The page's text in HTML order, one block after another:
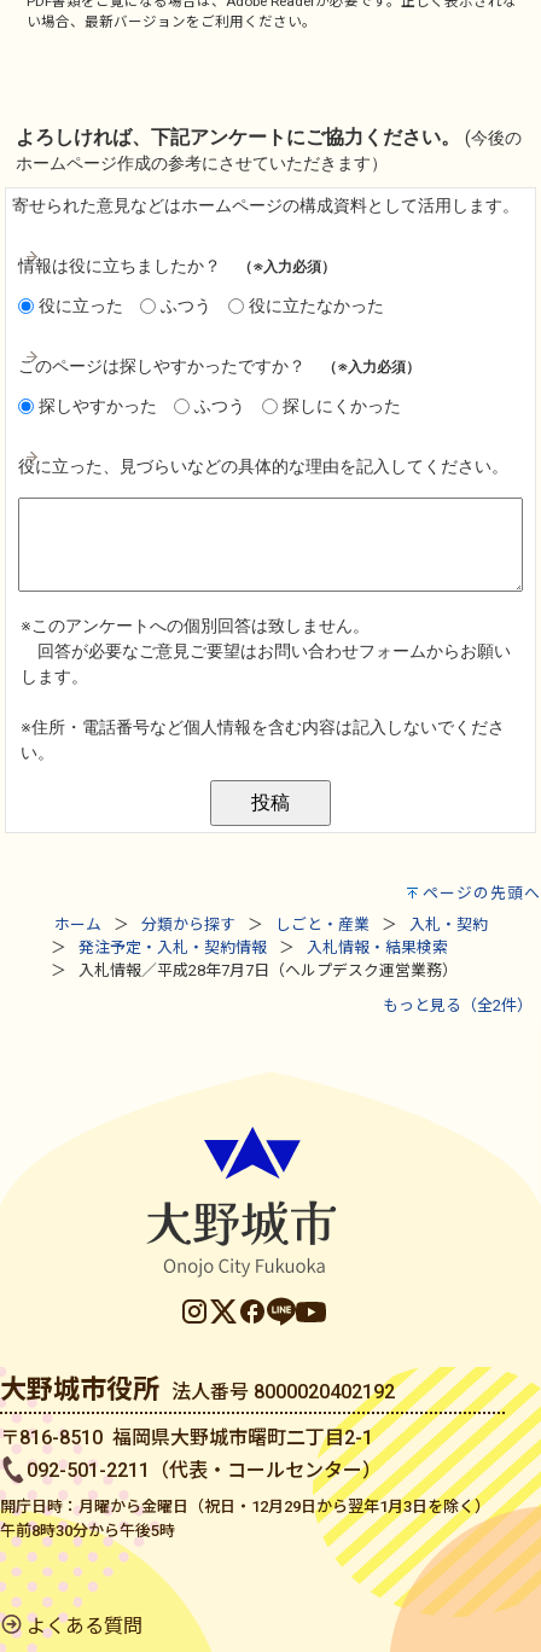
い場合、最新バージョンをご利用ください。
ページの先頭へ
ホーム
分類から探す しごと・産業
入札・契約
発注予定・入札・契約情報
入札情報・結果検索
入札情報／平成28年7月7日（ヘルプデスク運営業務）
もっと見る（全2件）
大野城市役所 法人番号 8000020402192
〒816-8510 福岡県大野城市曙町二丁目2-1
092-501-2211（代表・コールセンター）
開庁日時：月曜から金曜日（祝日・12月29日から翌年1月3日を除く）
午前8時30分から午後5時
よくある質問